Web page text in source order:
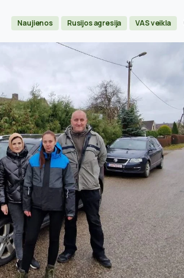
Naujienos Rusijos agresija VAS veikla